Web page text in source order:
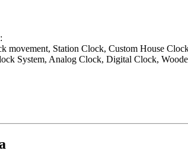
movement, Station Clock, Custom House
System, Analog Clock, Digital Clock,